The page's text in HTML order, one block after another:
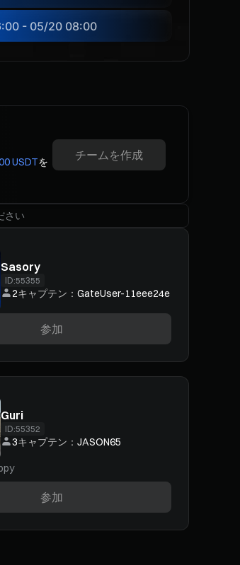
- 05/20 08:00
USDTを
チームを作成
Sasory
ID:55355
2キャプテン：GateUser-11eee24e
参加
Guri
ID:55352
3キャプテン：JASON65
参加